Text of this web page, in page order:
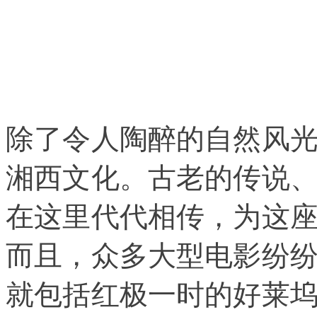
除了令人陶醉的自然风
湘西文化。古老的传说
在这里代代相传，为这
而且，众多大型电影纷
就包括红极一时的好莱